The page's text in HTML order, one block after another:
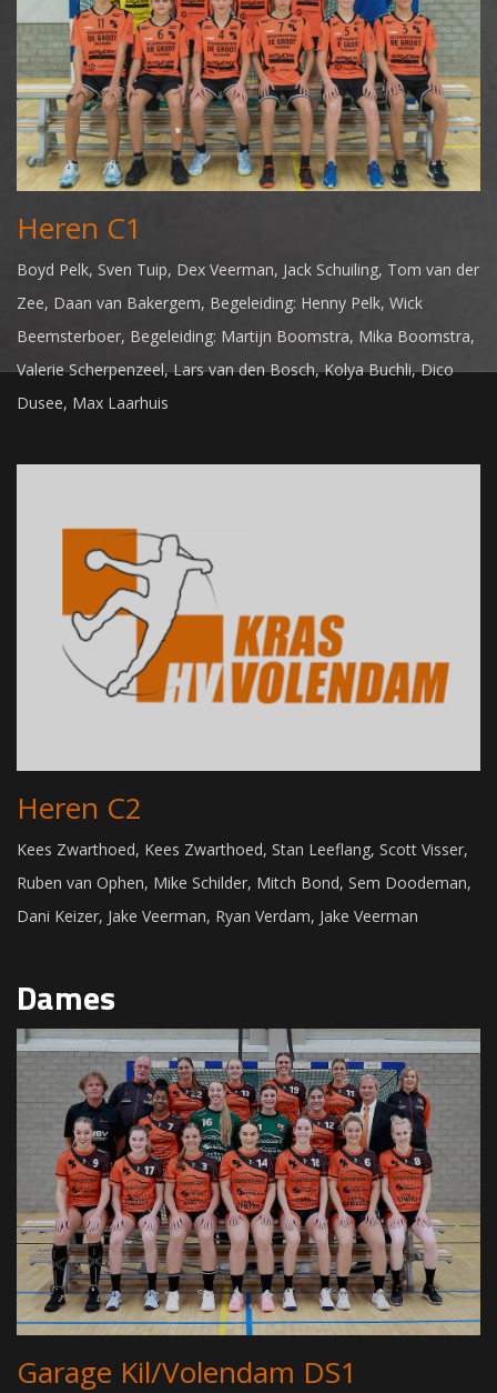
Heren C1
Boyd Pelk, Sven Tuip, Dex Veerman, Jack Schuiling, Tom van der
Zee, Daan van Bakergem, Begeleiding: Henny Pelk, Wick
Beemsterboer, Begeleiding: Martijn Boomstra, Mika Boomstra,
Valerie Scherpenzeel, Lars van den Bosch, Kolya Buchli, Dico
Dusee, Max Laarhuis
Heren C2
Kees Zwarthoed, Kees Zwarthoed, Stan Leeflang, Scott Visser,
Ruben van Ophen, Mike Schilder, Mitch Bond, Sem Doodeman,
Dani Keizer, Jake Veerman, Ryan Verdam, Jake Veerman
Dames
Garage Kil/Volendam DS1